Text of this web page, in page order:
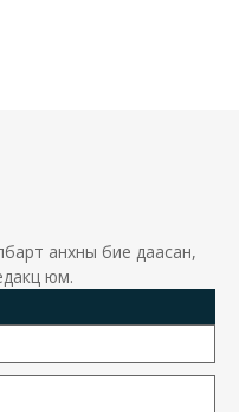
анхны бие даасан,
юм.